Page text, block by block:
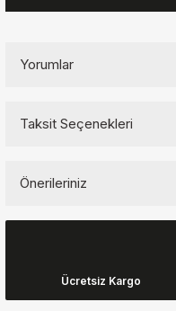
Yorumlar
Taksit Seçenekleri
Önerileriniz
Görüş ve önerileriniz için
Ücretsiz Kargo